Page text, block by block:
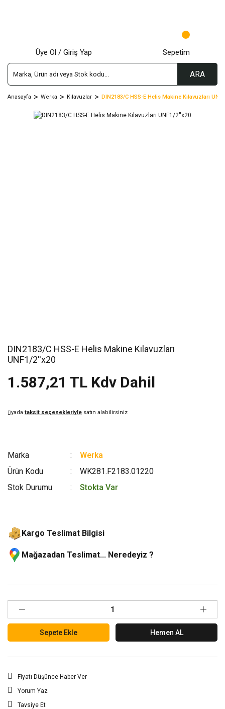
ARA
Üye Ol / Giriş Yap Sepetim
Anasayfa Werka Kılavuzlar DIN2183/C HSS-E Helis Makine Kılavuzları
DIN2183/C HSS-E Helis Makine Kılavuzları
UNF1/2''x20
1.587,21 TL Kdv Dahil
yada taksit seçenekleriyle satın alabilirsiniz
Marka
Werka
Ürün Kodu
WK281.F2183.01220
Stok Durumu
Stokta Var
Kargo Teslimat Bilgisi
Mağazadan Teslimat... Neredeyiz ?
Sepete Ekle Hemen AL
Fiyatı Düşünce Haber Ver
Yorum Yaz
Tavsiye Et